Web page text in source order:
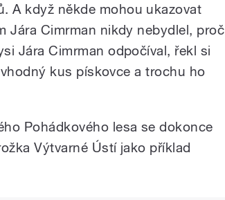
A když někde mohou ukazovat
Jára Cimrman nikdy nebydlel, proč
Jára Cimrman odpočíval, řekl si
kus pískovce a trochu ho
Pohádkového lesa se dokonce
Výtvarné Ústí jako příklad